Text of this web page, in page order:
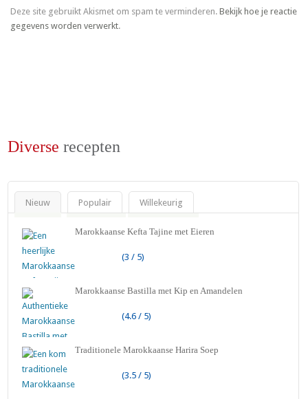
Deze site gebruikt Akismet om spam te verminderen.Bekijk hoe je reactie
gegevens worden verwerkt.
Diverse recepten
Nieuw Populair Willekeurig
Marokkaanse Kefta Tajine met Eieren
(3 / 5)
Marokkaanse Bastilla met Kip en Amandelen
(4.6 / 5)
Traditionele Marokkaanse Harira Soep
(3.5 / 5)